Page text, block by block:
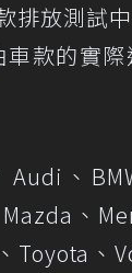
排放測試
款的實
、
、
Toyota、